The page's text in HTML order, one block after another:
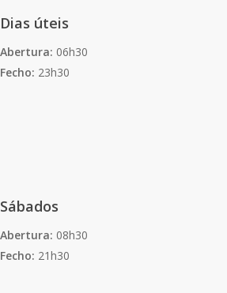
Dias úteis
Abertura: 06h30
Fecho: 23h30
Sábados
Abertura: 08h30
Fecho: 21h30